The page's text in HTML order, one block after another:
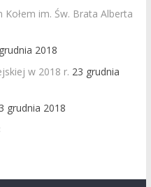
im. Św. Brata Alberta
2018
w 2018 r. 23 grudnia
grudnia 2018